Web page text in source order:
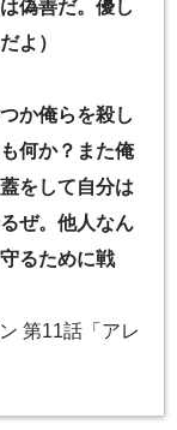
偽善だ。優し
よ）
か俺らを殺し
何か？また俺
をして自分は
ぜ。他人なん
るために戦
第11話「アレ